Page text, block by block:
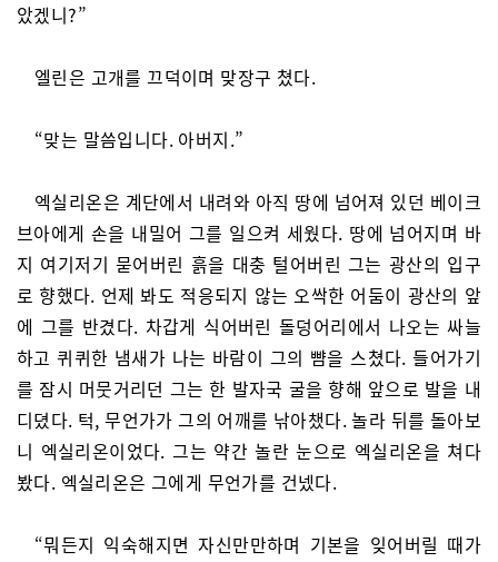
았겠니?”
엘린은 고개를 끄덕이며 맞장구 쳤다.
“맞는 말씀입니다. 아버지.”
엑실리온은 계단에서 내려와 아직 땅에 넘어져 있던 베이크
브아에게 손을 내밀어 그를 일으켜 세웠다. 땅에 넘어지며 바
지 여기저기 묻어버린 흙을 대충 털어버린 그는 광산의 입구
로 향했다. 언제 봐도 적응되지 않는 오싹한 어둠이 광산의 앞
에 그를 반겼다. 차갑게 식어버린 돌덩어리에서 나오는 싸늘
하고 퀴퀴한 냄새가 나는 바람이 그의 뺨을 스쳤다. 들어가기
를 잠시 머뭇거리던 그는 한 발자국 굴을 향해 앞으로 발을 내
디뎠다. 턱, 무언가가 그의 어깨를 낚아챘다. 놀라 뒤를 돌아보
니 엑실리온이었다. 그는 약간 놀란 눈으로 엑실리온을 쳐다
봤다. 엑실리온은 그에게 무언가를 건넸다.
“뭐든지 익숙해지면 자신만만하며 기본을 잊어버릴 때가